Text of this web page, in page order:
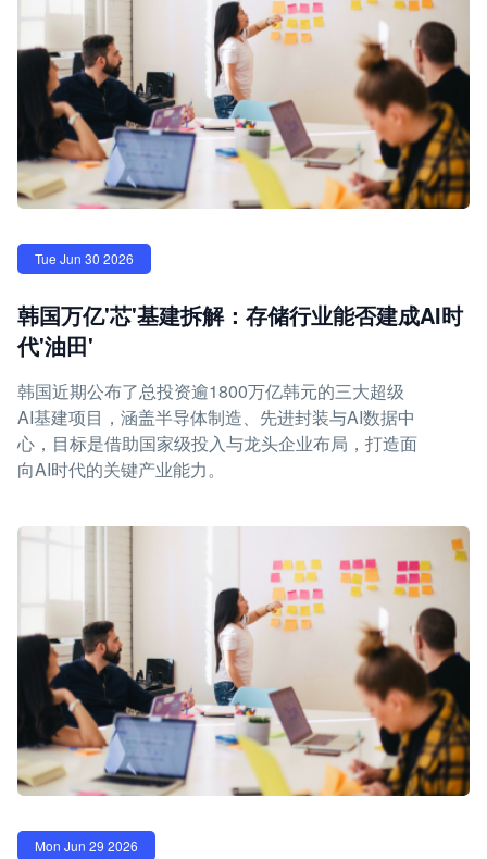
Tue Jun 30 2026
韩国万亿'芯'基建拆解：存储行业能否建成AI时
代'油田'
韩国近期公布了总投资逾1800万亿韩元的三大超级
AI基建项目，涵盖半导体制造、先进封装与AI数据中
心，目标是借助国家级投入与龙头企业布局，打造面
向AI时代的关键产业能力。
Mon Jun 29 2026